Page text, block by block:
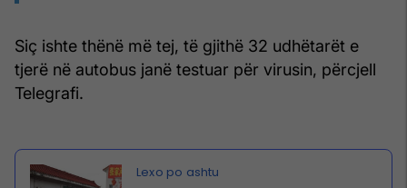
Siç ishte thënë më tej, të gjithë 32 udhëtarët e
tjerë në autobus janë testuar për virusin, përcjell
Telegrafi.